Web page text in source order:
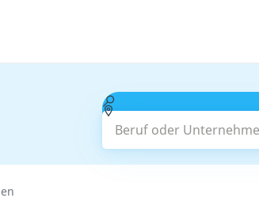
Beruf oder Unternehmen